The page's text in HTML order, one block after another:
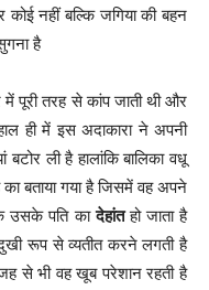
नहीं बल्कि जगिया की बहन
है
में पूरी तरह से कांप जाती थी और
ही में इस अदाकारा ने अपनी
ली है हालांकि बालिका वधू
का बताया गया है जिसमें वह अपने
उसके पति कादेहांतहो जाता है
रूप से व्यतीत करने लगती है
से भी वह खूब परेशान रहती है